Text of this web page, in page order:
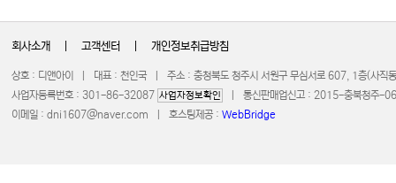
회사소개 고객센터 개인정보취급방침
상호 : 디앤아이 | 대표 : 천인국 | 주소 : 충청북도 청주시 서원구 무심서로 607, 1층(사직
사업자등록번호 : 301-86-32087 사업자정보확인
| 통신판매업신고 : 2015-충북청
이메일 : dni1607@naver.com | 호스팅제공 : WebBridge